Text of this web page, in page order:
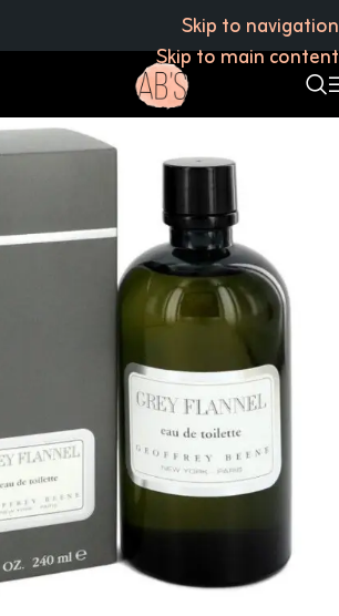
Skip to navigation
Skip to main content